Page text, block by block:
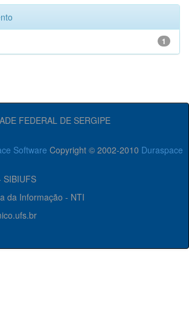
1
FEDERAL DE SERGIPE
Software Copyright © 2002-2010 Duraspace
SIBIUFS
da Informação - NTI